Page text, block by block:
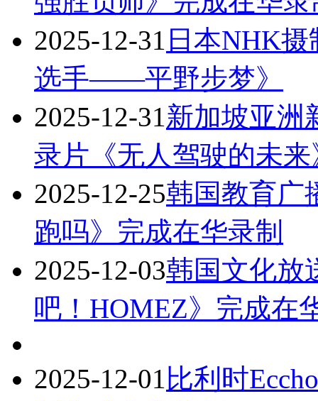
2025-12-31 日本NHK
选手——平野步梦》
2025-12-31新加坡亚洲
录片《无人驾驶的未来
2025-12-25韩国教育广
跑吗》完成在华录制
2025-12-03韩国文化放
吧！HOMEZ》完成在
2025-12-01 比利时